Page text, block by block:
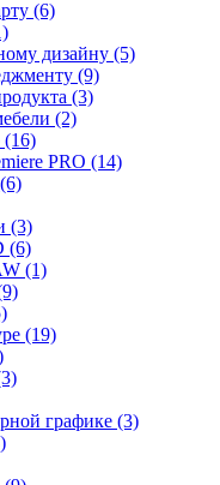
(6)
дизайну (5)
(9)
(3)
(2)
(16)
PRO (14)
(3)
(6)
(1)
(19)
графике (3)